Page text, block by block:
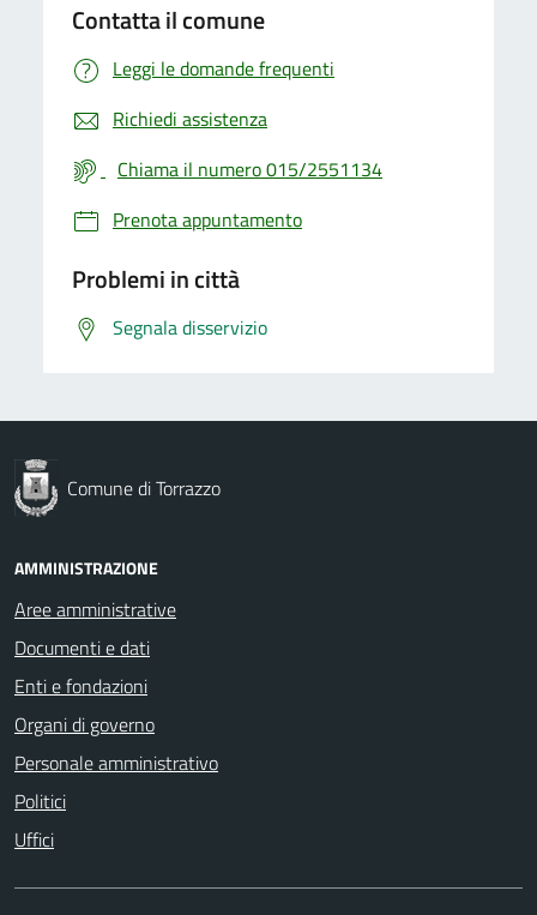
Contatta il comune
Leggi le domande frequenti
Richiedi assistenza
Chiama il numero 015/2551134
Prenota appuntamento
Problemi in città
Segnala disservizio
Comune di Torrazzo
AMMINISTRAZIONE
Aree amministrative
Documenti e dati
Enti e fondazioni
Organi di governo
Personale amministrativo
Politici
Uffici